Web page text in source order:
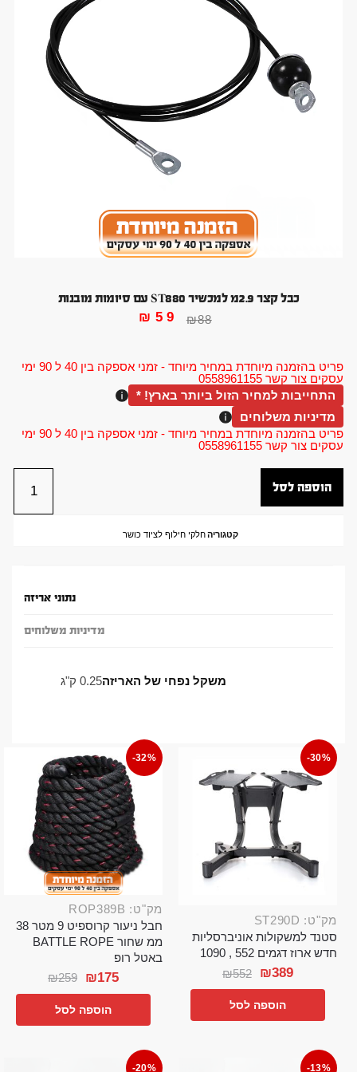
פריט בהזמנה מיוחדת במחיר מיוחד - זמני אספקה בין 40 ל 90 ימי
עסקים צור קשר 0558961155
כבל קצר 2.9מ למכשיר ST880 עם סיומות מובנות
₪88
₪ 59
התחייבות למחיר הזול ביותר בארץ! *
מדיניות משלוחים
פריט בהזמנה מיוחדת במחיר מיוחד - זמני אספקה בין 40 ל 90 ימי
עסקים צור קשר 0558961155
הוספה לסל
קטגוריהחלקי חילוף לציוד כושר
נתוני אריזה
מדיניות משלוחים
משקל נפחי של האריזה0.25 ק"ג
-30%
מק"ט: ST290D
סטנד למשקולות אוניברסליות
חדש ארוז דגמים 552 , 1090
₪552 ₪389
הוספה לסל
-32%
מק"ט: ROP389B
חבל ניעור קרוספיט 9 מטר 38
ממ שחור BATTLE ROPE
באטל רופ
₪259 ₪175
הוספה לסל
-13%
-20%